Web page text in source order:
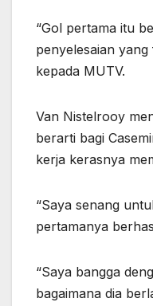
“Gol pertama itu
penyelesaian yang
kepada MUTV.
Van Nistelrooy
berarti bagi
kerja kerasnya
“Saya senang
pertamanya
“Saya bangga
bagaimana dia